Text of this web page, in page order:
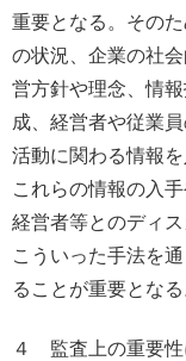
重要となる。その
の状況、企業の社
営方針や理念、情
成、経営者や従業
活動に関わる情報
これらの情報の入
経営者等とのディ
こういった手法を
ることが重要となる
４ 監査上の重要性